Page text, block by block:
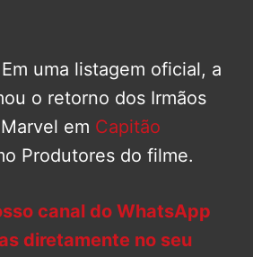
uma listagem oficial, a
o retorno dos Irmãos
em Capitão
Produtores do filme.
canal do WhatsApp
diretamente no seu